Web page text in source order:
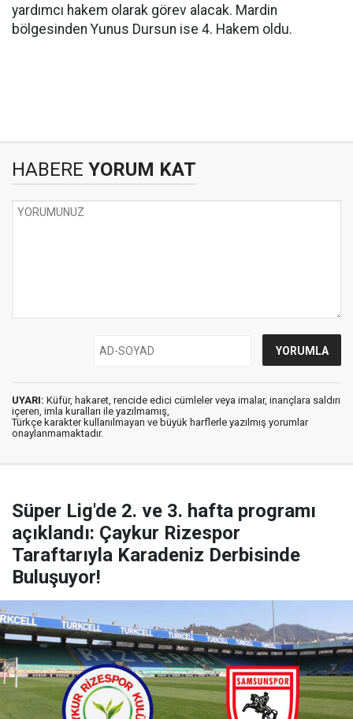
yardımcı hakem olarak görev alacak. Mardin
bölgesinden Yunus Dursun ise 4. Hakem oldu.
HABERE YORUM KAT
UYARI: Küfür, hakaret, rencide edici cümleler veya imalar, inançlara saldırı
içeren, imla kuralları ile yazılmamış,
Türkçe karakter kullanılmayan ve büyük harflerle yazılmış yorumlar
onaylanmamaktadır.
Süper Lig'de 2. ve 3. hafta programı
açıklandı: Çaykur Rizespor
Taraftarıyla Karadeniz Derbisinde
Buluşuyor!